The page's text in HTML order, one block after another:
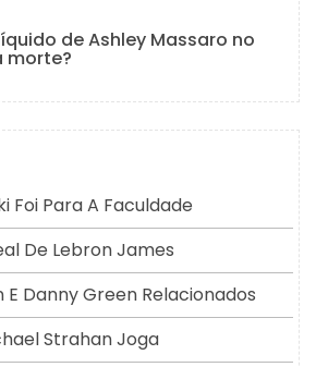
de Ashley Massaro no
morte?
Foi Para A Faculdade
De Lebron James
Danny Green Relacionados
Strahan Joga